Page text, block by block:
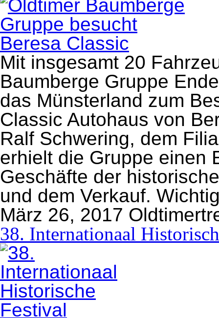
Mit insgesamt 20
Baumberge Gruppe
das Münsterland zum
Classic Autohaus von
Ralf Schwering, dem
erhielt die Gruppe einen
Geschäfte der
und dem Verkauf.
März 26, 2017
38. Internationaal